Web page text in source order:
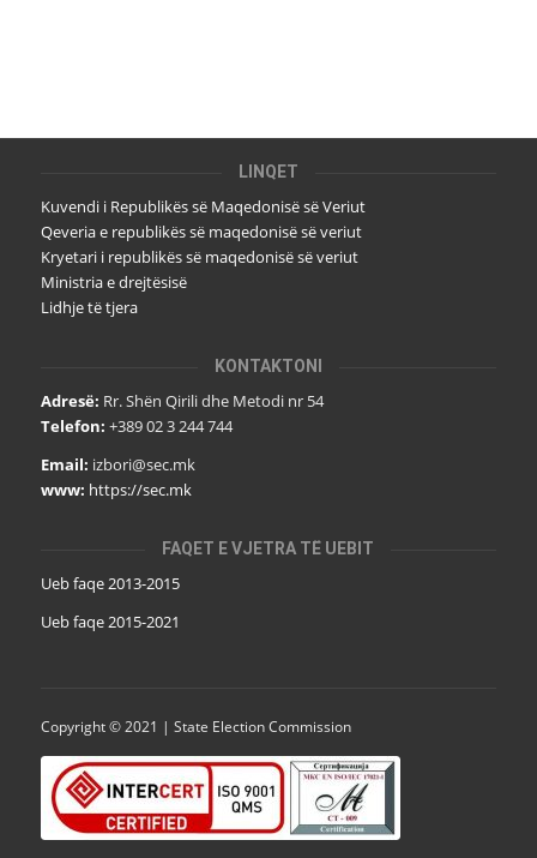
LINQET
Kuvendi i Republikës së Maqedonisë së Veriut
Qeveria e republikës së maqedonisë së veriut
Kryetari i republikës së maqedonisë së veriut
Ministria e drejtësisë
Lidhje të tjera
KONTAKTONI
Adresë: Rr. Shën Qirili dhe Metodi nr 54
Telefon: +389 02 3 244 744
Email: izbori@sec.mk
www: https://sec.mk
FAQET E VJETRA TË UEBIT
Ueb faqe 2013-2015
Ueb faqe 2015-2021
Copyright © 2021 | State Election Commission